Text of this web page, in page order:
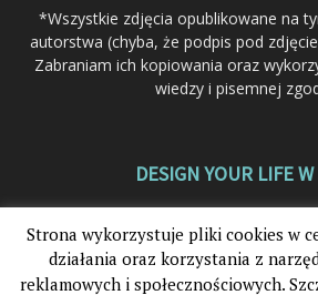
*Wszystkie zdjęcia opublikowane na
autorstwa (chyba, że podpis pod
Zabraniam ich kopiowania oraz
wiedzy i pisemnej
DESIGN YOUR LIFE
Strona wykorzystuje pliki cookies w
działania oraz korzystania z
reklamowych i społecznościowych.